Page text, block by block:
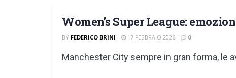
Women’s Super League:
BY FEDERICO BRINI 17 FEBBRAIO 2026 0
Manchester City sempre in gran forma, le